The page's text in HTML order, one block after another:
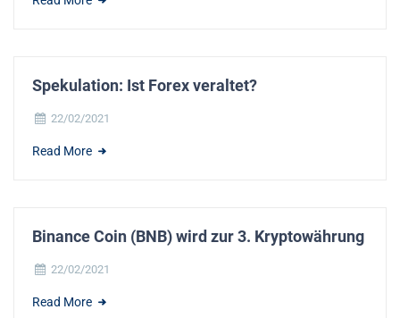
Spekulation: Ist Forex veraltet?
22/02/2021
Read More
Binance Coin (BNB) wird zur 3. Kryptowährung
22/02/2021
Read More